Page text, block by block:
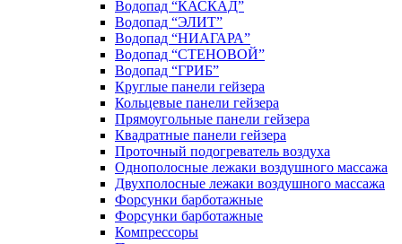
Водопад “КАСКАД”
Водопад “ЭЛИТ”
Водопад “НИАГАРА”
Водопад “СТЕНОВОЙ”
Водопад “ГРИБ”
Круглые панели гейзера
Кольцевые панели гейзера
Прямоугольные панели гейзера
Квадратные панели гейзера
Проточный подогреватель воздуха
Однополосные лежаки воздушного массажа
Двухполосные лежаки воздушного массажа
Форсунки барботажные
Форсунки барботажные
Компрессоры